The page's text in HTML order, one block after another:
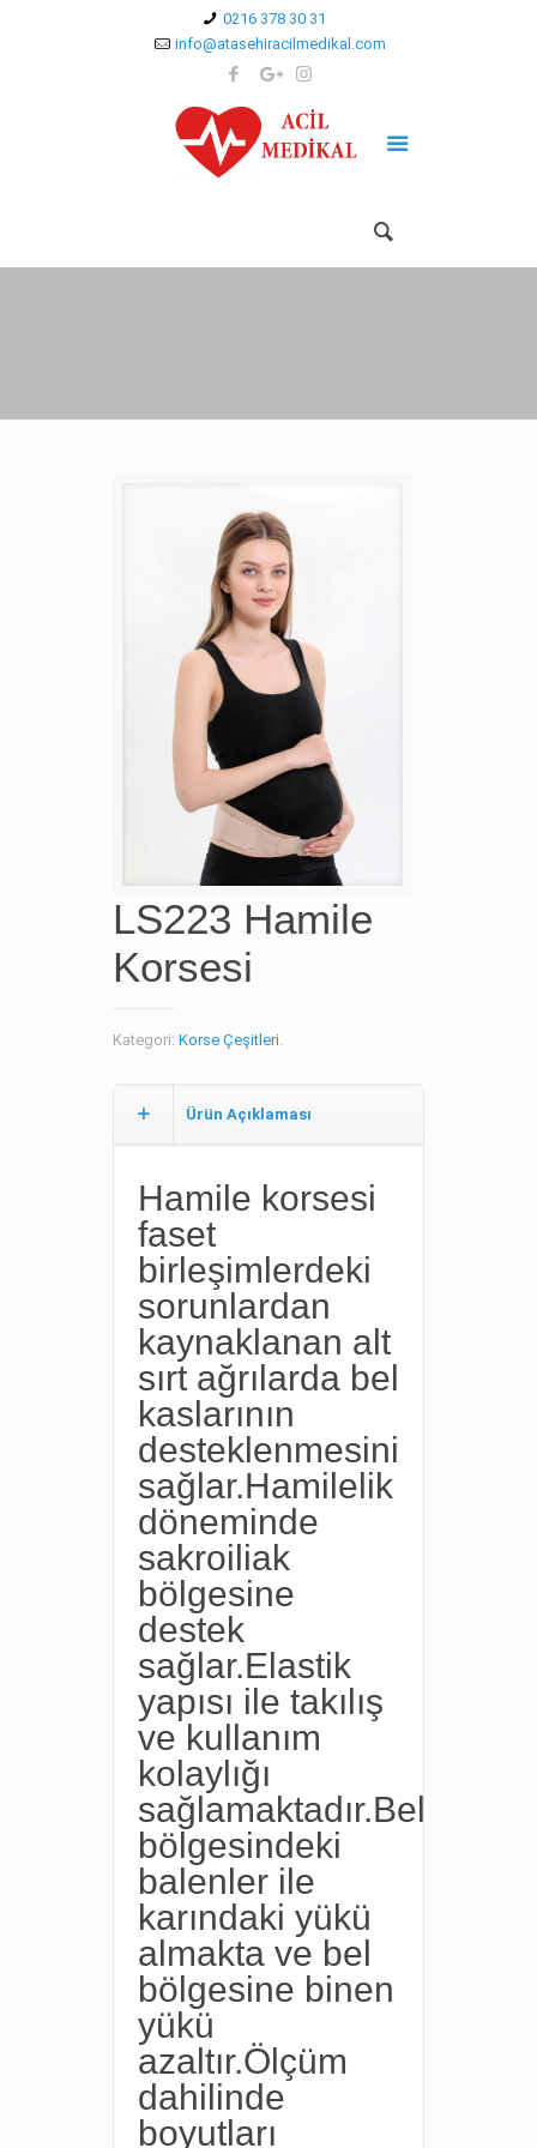
0216 378 30 31
info@atasehiracilmedikal.com
LS223 Hamile
Korsesi
Kategori: Korse Çeşitleri.
Ürün Açıklaması
Hamile korsesi
faset
birleşimlerdeki
sorunlardan
kaynaklanan alt
sırt ağrılarda bel
kaslarının
desteklenmesini
sağlar.Hamilelik
döneminde
sakroiliak
bölgesine
destek
sağlar.Elastik
yapısı ile takılış
ve kullanım
kolaylığı
sağlamaktadır.Bel
bölgesindeki
balenler ile
karındaki yükü
almakta ve bel
bölgesine binen
yükü
azaltır.Ölçüm
dahilinde
boyutları